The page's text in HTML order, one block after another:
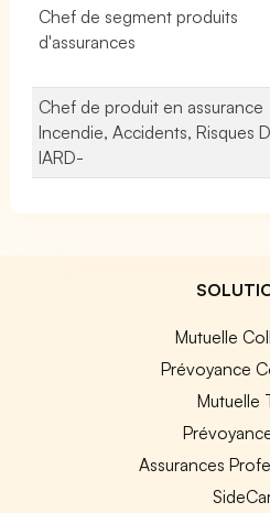
Chef de segment produits
d'assurances
Chef de produit en assurance
Incendie, Accidents, Risques
IARD-
Mutuelle
Prévoyance
Mutuelle
Assurances